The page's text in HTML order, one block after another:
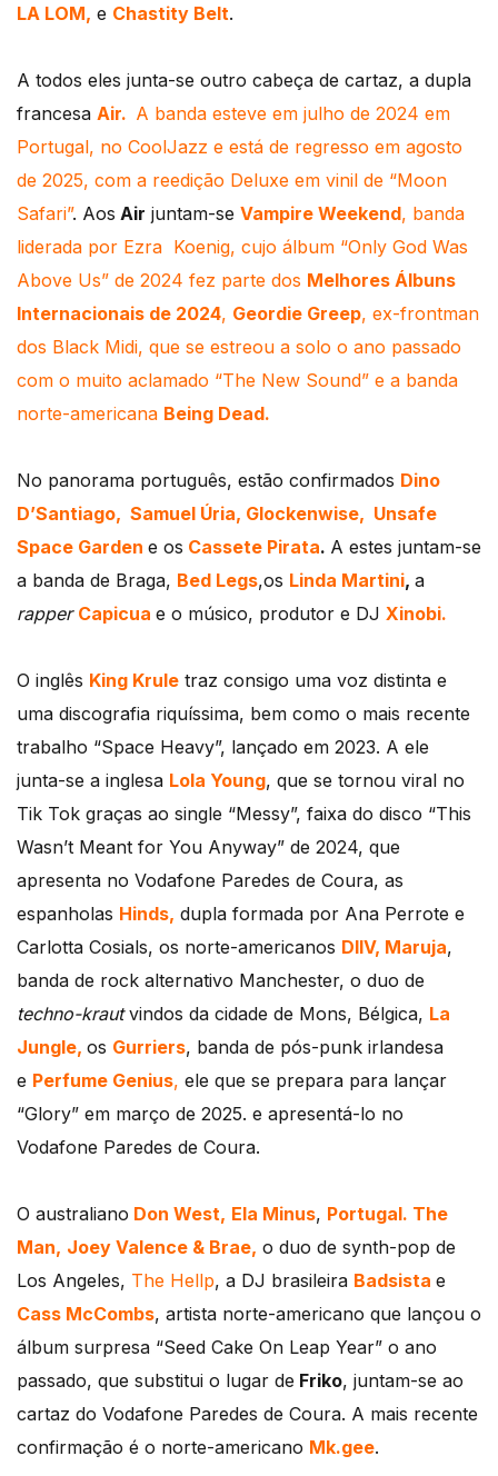
LA LOM, e Chastity Belt.
A todos eles junta-se outro cabeça de cartaz, a dupla
francesa Air. A banda esteve em julho de 2024 em
Portugal, no CoolJazz e está de regresso em agosto
de 2025, com a reedição Deluxe em vinil de “Moon
Safari”. Aos Air juntam-se Vampire Weekend, banda
liderada por Ezra Koenig, cujo álbum “Only God Was
Above Us” de 2024 fez parte dos Melhores Álbuns
Internacionais de 2024, Geordie Greep, ex-frontman
dos Black Midi, que se estreou a solo o ano passado
com o muito aclamado “The New Sound” e a banda
norte-americana Being Dead.
No panorama português, estão confirmados Dino
D’Santiago, Samuel Úria, Glockenwise, Unsafe
Space Garden e os Cassete Pirata. A estes juntam-se
a banda de Braga, Bed Legs,os Linda Martini, a
rapper Capicua e o músico, produtor e DJ Xinobi.
O inglês King Krule traz consigo uma voz distinta e
uma discografia riquíssima, bem como o mais recente
trabalho “Space Heavy”, lançado em 2023. A ele
junta-se a inglesa Lola Young, que se tornou viral no
Tik Tok graças ao single “Messy”, faixa do disco “This
Wasn’t Meant for You Anyway” de 2024, que
apresenta no Vodafone Paredes de Coura, as
espanholas Hinds, dupla formada por Ana Perrote e
Carlotta Cosials, os norte-americanos DIIV, Maruja,
banda de rock alternativo Manchester, o duo de
techno-krautvindos da cidade de Mons, Bélgica, La
Jungle, os Gurriers, banda de pós-punk irlandesa
e Perfume Genius, ele que se prepara para lançar
“Glory” em março de 2025. e apresentá-lo no
Vodafone Paredes de Coura.
O australiano Don West, Ela Minus, Portugal. The
Man, Joey Valence & Brae, o duo de synth-pop de
Los Angeles, The Hellp, a DJ brasileira Badsista e
Cass McCombs, artista norte-americano que lançou o
álbum surpresa “Seed Cake On Leap Year” o ano
passado, que substitui o lugar de Friko, juntam-se ao
cartaz do Vodafone Paredes de Coura. A mais recente
confirmação é o norte-americano Mk.gee.